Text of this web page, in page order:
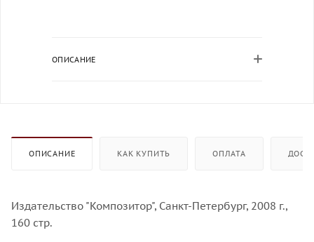
ОПИСАНИЕ
ОПИСАНИЕ КАК КУПИТЬ ОПЛАТА
Издательство "Композитор", Санкт-Петербург, 2008 г.,
160 стр.